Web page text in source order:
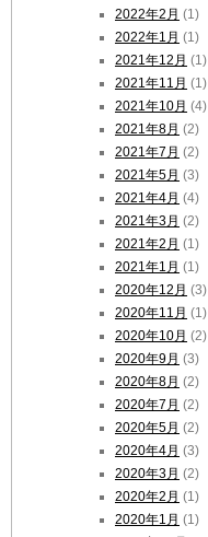
2022年2月 (1)
2022年1月 (1)
2021年12月 (1)
2021年11月 (1)
2021年10月 (4)
2021年8月 (2)
2021年7月 (2)
2021年5月 (3)
2021年4月 (4)
2021年3月 (2)
2021年2月 (1)
2021年1月 (1)
2020年12月 (3)
2020年11月 (1)
2020年10月 (2)
2020年9月 (3)
2020年8月 (2)
2020年7月 (2)
2020年5月 (2)
2020年4月 (3)
2020年3月 (2)
2020年2月 (1)
2020年1月 (1)